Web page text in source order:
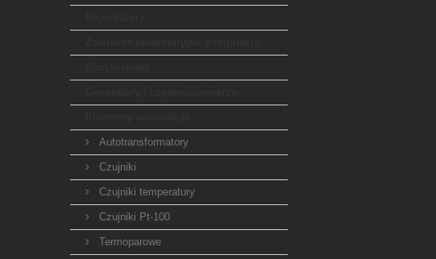
Autotransformatory
Czujniki
Czujniki temperatury
Czujniki Pt-100
Termoparowe